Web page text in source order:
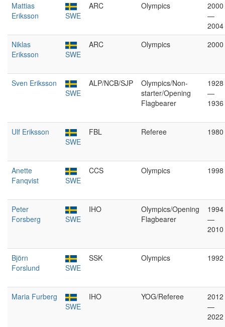
Mattias
Eriksson
SWE
ARC Olympics
2000
—
2004
Niklas
Eriksson
SWE
ARC Olympics 2000
Sven Eriksson
SWE
ALP/NCB/SJP
Olympics/Non-
starter/Opening
Flagbearer
1928
—
1936
Ulf Eriksson
SWE
FBL Referee 1980
Anette
Fanqvist
SWE
CCS Olympics 1998
Peter
Forsberg
SWE
IHO
Olympics/Opening
Flagbearer
1994
—
2010
Björn
Forslund
SWE
SSK Olympics 1992
Maria Furberg
SWE
IHO YOG/Referee
2012
—
2022